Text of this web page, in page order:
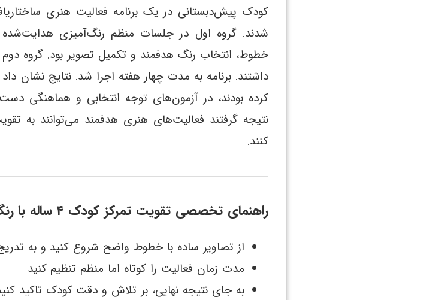
کودک پیش‌دبستانی در یک برنامه فعالیت هنری
شدند. گروه اول در جلسات منظم رنگ‌آمیزی
خطوط، انتخاب رنگ هدفمند و تکمیل تصویر بود. گروه
داشتند. برنامه به مدت چهار هفته اجرا شد. نتایج نشان
کرده بودند، در آزمون‌های توجه انتخابی و هماهنگی
نتیجه گرفتند فعالیت‌های هنری هدفمند می‌توانند به
کنند.
راهنمای تخصصی تقویت تمرکز کودک ۴ ساله با رنگ‌آمیزی خلاقانه
از تصاویر ساده با خطوط واضح شروع کنید و به
مدت زمان فعالیت را کوتاه اما منظم تنظیم کنید
به جای نتیجه نهایی، بر تلاش و دقت کودک تاکید